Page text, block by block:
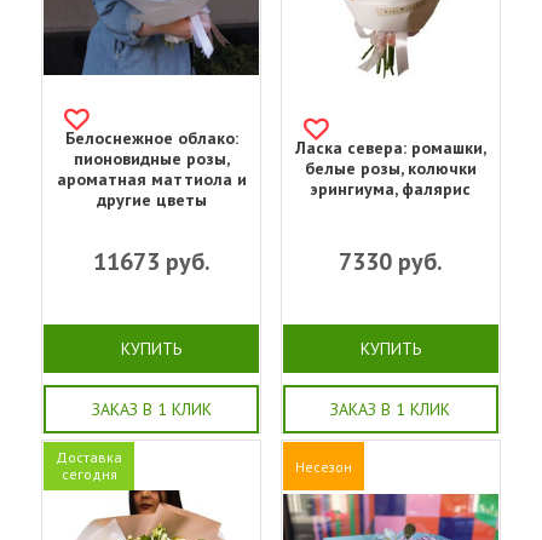
Белоснежное облако:
пионовидные розы,
ароматная маттиола и
другие цветы
11673 руб.
КУПИТЬ
ЗАКАЗ В 1 КЛИК
Ласка севера: ромашки,
белые розы, колючки
эрингиума, фалярис
7330руб.
КУПИТЬ
ЗАКАЗ В 1 КЛИК
Доставка
сегодня
Несезон